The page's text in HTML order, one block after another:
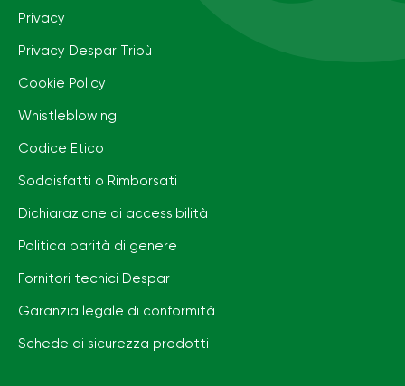
Privacy
Privacy Despar Tribù
Cookie Policy
Whistleblowing
Codice Etico
Soddisfatti o Rimborsati
Dichiarazione di accessibilità
Politica parità di genere
Fornitori tecnici Despar
Garanzia legale di conformità
Schede di sicurezza prodotti